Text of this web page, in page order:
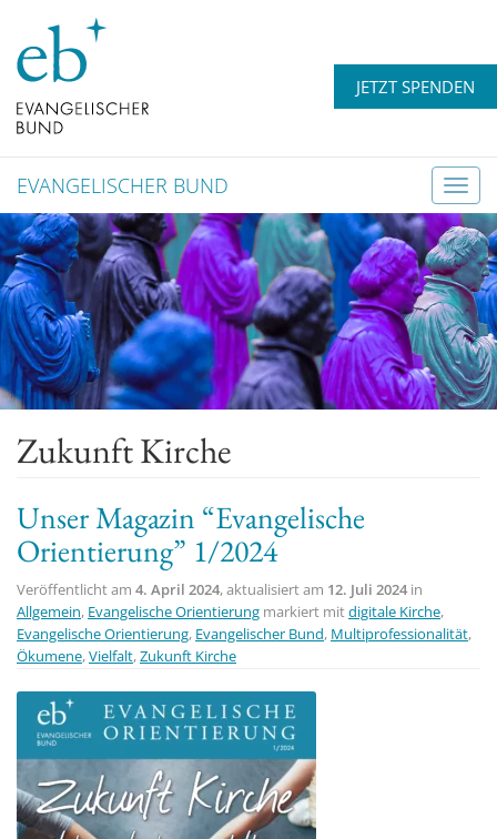
JETZT SPENDEN
T
o
g
g
l
e
n
a
v
EVANGELISCHER BUND
Zukunft Kirche
Unser Magazin “Evangelische
Orientierung” 1/2024
Veröffentlicht am 4. April 2024, aktualisiert am 12. Juli 2024 in
Allgemein, Evangelische Orientierung markiert mitdigitale Kirche,
Evangelische Orientierung, Evangelischer Bund, Multiprofessionalität,
Ökumene,Vielfalt,Zukunft Kirche